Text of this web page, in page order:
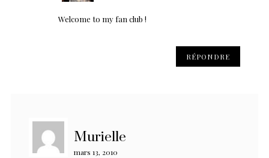
Welcome to my fan club !
RÉPONDRE
Murielle
mars 13, 2010